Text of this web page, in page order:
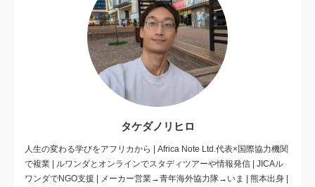
タケダノリヒロ
人生の変わる学びをアフリカから | Africa Note Ltd.代表×国際協力機関
で複業 | ルワンダとオンラインでスタディツアーや情報発信 | JICAル
ワンダでNGO支援 | メーカー営業→青年海外協力隊→いま | 熊本出身 |